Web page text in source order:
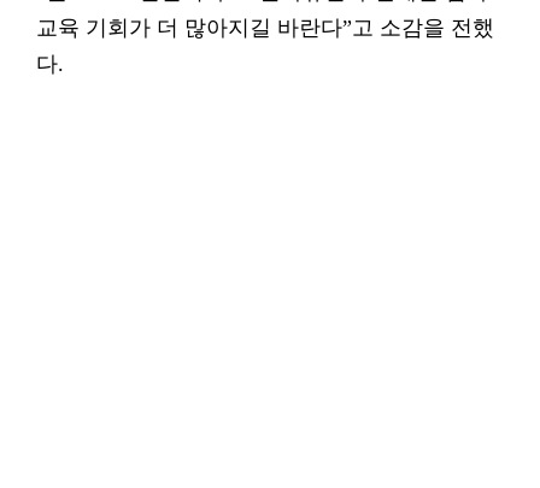
교육 기회가 더 많아지길 바란다”고 소감을 전했
다.